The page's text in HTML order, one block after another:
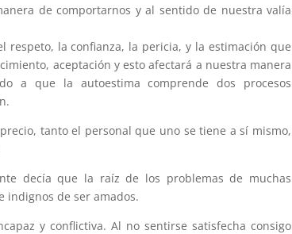
de comportarnos y al sentido de nuestra valía
la confianza, la pericia, y la estimación que
aceptación y esto afectará a nuestra manera
a que la autoestima comprende dos procesos
tanto el personal que uno se tiene a sí mismo,
decía que la raíz de los problemas de muchas
indignos de ser amados.
y conflictiva. Al no sentirse satisfecha consigo